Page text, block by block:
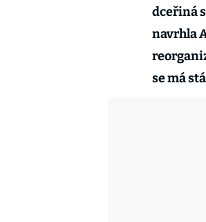
dceřiná
navrhla
se má